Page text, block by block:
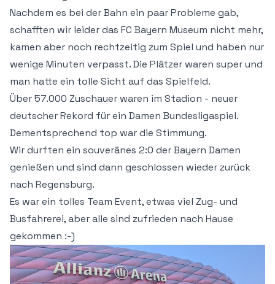
Nachdem es bei der Bahn ein paar Probleme gab,
schafften wir leider das FC Bayern Museum nicht mehr,
kamen aber noch rechtzeitig zum Spiel und haben nur
wenige Minuten verpasst. Die Plätzer waren super und
man hatte ein tolle Sicht auf das Spielfeld.
Über 57.000 Zuschauer waren im Stadion - neuer
deutscher Rekord für ein Damen Bundesligaspiel.
Dementsprechend top war die Stimmung.
Wir durften ein souveränes 2:0 der Bayern Damen
genießen und sind dann geschlossen wieder zurück
nach Regensburg.
Es war ein tolles Team Event, etwas viel Zug- und
Busfahrerei, aber alle sind zufrieden nach Hause
gekommen :-)